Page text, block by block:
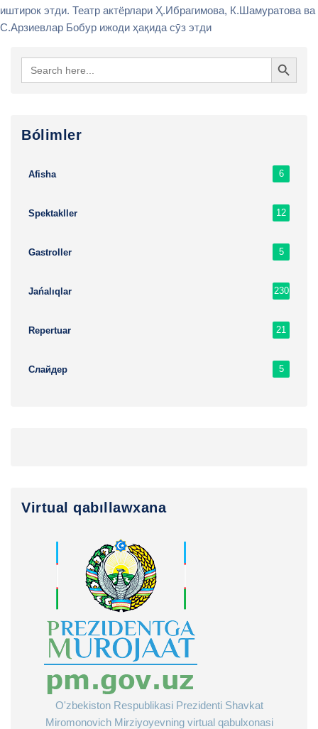
иштирок этди. Театр актёрлари Ҳ.Ибрагимова, К.Шамуратова ва
С.Арзиевлар Бобур ижоди ҳақида сӯз этди
Search
for:
Search Button
Bólimler
Afisha 6
Spektakller 12
Gastroller 5
Jańalıqlar 230
Repertuar 21
Слайдер 5
Virtual qabıllawxana
O'zbekiston Respublikasi Prezidenti Shavkat
Miromonovich Mirziyoyevning virtual qabulxonasi